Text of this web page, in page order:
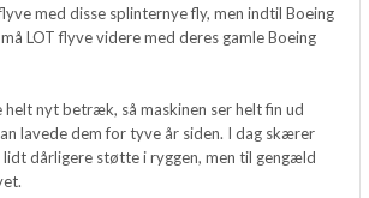
med disse splinternye fly, men indtil Boeing
LOT flyve videre med deres gamle Boeing
nyt betræk, så maskinen ser helt fin ud
lavede dem for tyve år siden. I dag skærer
dårligere støtte i ryggen, men til gengæld